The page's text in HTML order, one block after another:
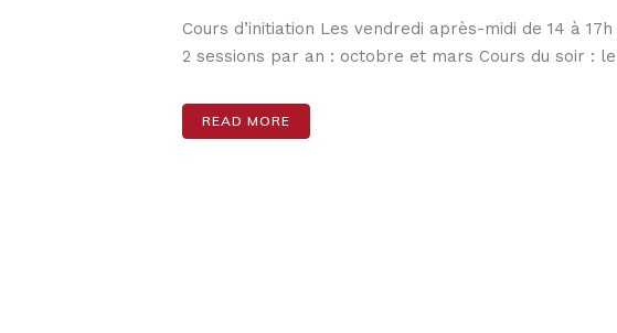
Cours d’initiation Les vendredi après-midi de 14 à
2 sessions par an : octobre et mars Cours du soir :
READ MORE